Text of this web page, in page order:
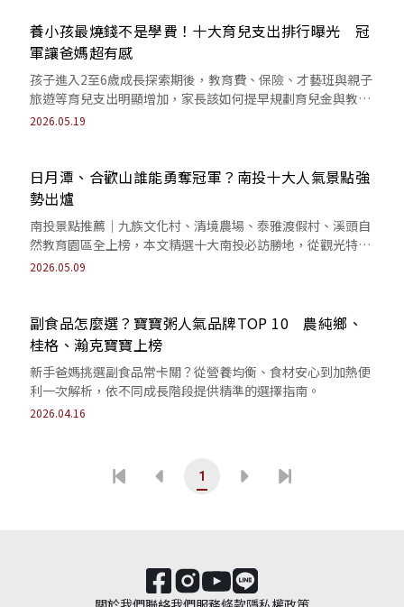
養小孩最燒錢不是學費！十大育兒支出排行曝光 冠
軍讓爸媽超有感
孩子進入2至6歲成長探索期後，教育費、保險、才藝班與親子
旅遊等育兒支出明顯增加，家長該如何提早規劃育兒金與教育
基金，降低育兒壓力、打造孩子未來保障？
2026.05.19
日月潭、合歡山誰能勇奪冠軍？南投十大人氣景點強
勢出爐
南投景點推薦｜九族文化村、清境農場、泰雅渡假村、溪頭自
然教育園區全上榜，本文精選十大南投必訪勝地，從觀光特色
到話題焦點帶你一次掌握。
2026.05.09
副食品怎麼選？寶寶粥人氣品牌TOP 10 農純鄉、
桂格、瀚克寶寶上榜
新手爸媽挑選副食品常卡關？從營養均衡、食材安心到加熱便
利一次解析，依不同成長階段提供精準的選擇指南。
2026.04.16
1